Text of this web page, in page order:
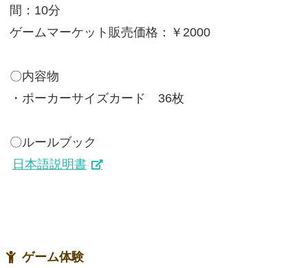
間：10分
ゲームマーケット販売価格：￥2000
〇内容物
・ポーカーサイズカード 36枚
〇ルールブック
日本語説明書
ゲーム体験